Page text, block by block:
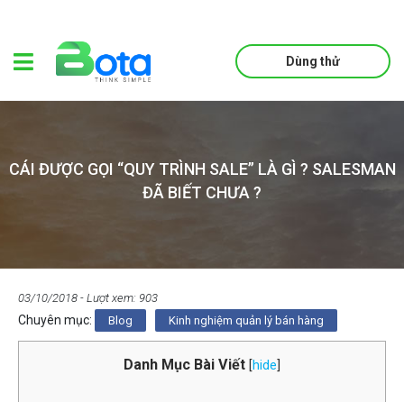
Dùng thử
CÁI ĐƯỢC GỌI “QUY TRÌNH SALE” LÀ GÌ ? SALESMAN
ĐÃ BIẾT CHƯA ?
03/10/2018 - Lượt xem: 903
Chuyên mục: Blog Kinh nghiệm quản lý bán hàng
Danh Mục Bài Viết [hide